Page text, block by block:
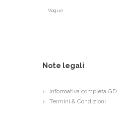
Vogue
Note legali
Informativa completa
Termini & Condizioni